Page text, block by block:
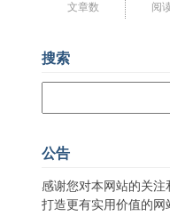
文章数 阅
搜索
公告
感谢您对本网站的关
打造更有实用价值的网